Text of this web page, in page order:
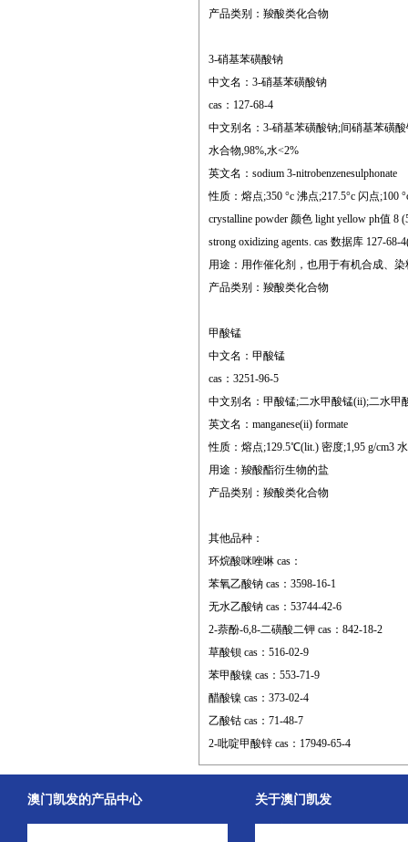
产品类别：羧酸类化合物
3-硝基苯磺酸钠
中文名：3-硝基苯磺酸钠
cas：127-68-4
中文别名：3-硝基苯磺酸钠;间硝基苯磺
水合物,98%,水<2%
英文名：sodium 3-nitrobenzenesulphonate
性质：熔点;350 °c 沸点;217.5°c 闪点;100
crystalline powder 颜色 light yellow ph值 8
strong oxidizing agents. cas 数据库 127-68-
用途：用作催化剂，也用于有机合成、
产品类别：羧酸类化合物
甲酸锰
中文名：甲酸锰
cas：3251-96-5
中文别名：甲酸锰;二水甲酸锰(ii);二水甲
英文名：manganese(ii) formate
性质：熔点;129.5℃(lit.) 密度;1,95 g/cm3
用途：羧酸酯衍生物的盐
产品类别：羧酸类化合物
其他品种：
环烷酸咪唑啉 cas：
苯氧乙酸钠 cas：3598-16-1
无水乙酸钠 cas：53744-42-6
2-萘酚-6,8-二磺酸二钾 cas：842-18-2
草酸钡 cas：516-02-9
苯甲酸镍 cas：553-71-9
醋酸镍 cas：373-02-4
乙酸钴 cas：71-48-7
2-吡啶甲酸锌 cas：17949-65-4
澳门凯发的产品中心 关于澳门凯发